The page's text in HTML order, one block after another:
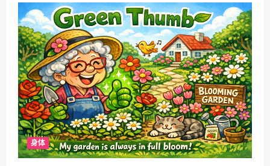
が
変
わ
る！
「頭
(head)」
を
使
っ
た
英
語
イ
デ
ィ
オ
ム
完
全
身体